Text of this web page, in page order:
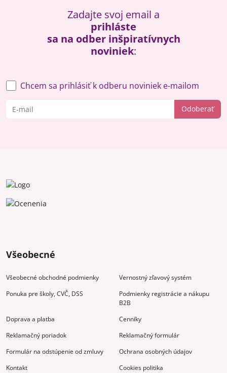
Zadajte svoj email a
prihláste
sa na odber inšpiratívnych
noviniek:
Odoberať
Chcem sa prihlásiť k odberu noviniek e-mailom
Všeobecné
Všeobecné obchodné podmienky
Vernostný zľavový systém
Ponuka pre školy, CVČ, DSS
Podmienky registrácie a nákupu
B2B
Doprava a platba
Cenníky
Reklamačný poriadok
Reklamačný formulár
Formulár na odstúpenie od zmluvy
Ochrana osobných údajov
Kontakt
Cookies politika